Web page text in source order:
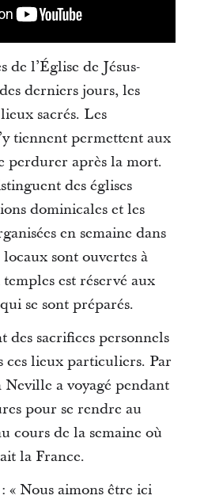
de l’Église de Jésus-
derniers jours, les
sacrés. Les
tiennent permettent aux
perdurer après la mort.
des églises
dominicales et les
en semaine dans
sont ouvertes à
temples est réservé aux
se sont préparés.
des sacrifices personnels
ces lieux particuliers. Par
a voyagé pendant
pour se rendre au
cours de la semaine où
la France.
« Nous aimons être ici